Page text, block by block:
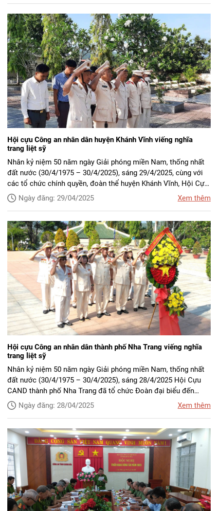
Hội cựu Công an nhân dân huyện Khánh Vĩnh viếng nghĩa
trang liệt sỹ
Nhân kỷ niệm 50 năm ngày Giải phóng miền Nam, thống nhất
đất nước (30/4/1975 – 30/4/2025), sáng 29/4/2025, cùng với
các tổ chức chính quyền, đoàn thể huyện Khánh Vĩnh, Hội Cựu
CAND huyện đã tổ chức Đoàn đại biểu đến dâng hương, dâng
hoa, viếng các Anh hùng, Liệt sỹ tại Nghĩa trang Liệt sỹ huyện
Ngày đăng: 29/04/2025 Xem thêm
Hội cựu Công an nhân dân thành phố Nha Trang viếng nghĩa
trang liệt sỹ
Nhân kỷ niệm 50 năm ngày Giải phóng miền Nam, thống nhất
đất nước (30/4/1975 – 30/4/2025), sáng 28/4/2025 Hội Cựu
CAND thành phố Nha Trang đã tổ chức Đoàn đại biểu đến
dâng hương, dâng hoa, viếng các Anh hùng, Liệt sỹ tại Nghĩa
trang Liệt sỹ Hòn Dung (TP. Nha Trang).
Ngày đăng: 28/04/2025 Xem thêm